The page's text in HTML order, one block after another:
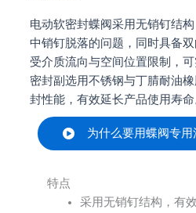
电动软密封蝶阀采用无销钉结
中销钉脱落的问题，同时具备
受介质流向与空间位置限制，
密封副选用不锈钢与丁腈耐油
封性能，有效延长产品使用寿命
为什么要用蝶阀专用
特点
采用无销钉结构，有